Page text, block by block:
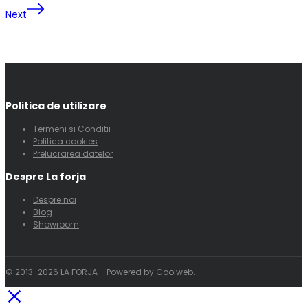
Next
Politica de utilizare
Termeni si Conditii
Politica cookies
Prelucrarea datelor
Despre La forja
Despre noi
Blog
Showroom
© 2013-2026 LA FORJA - Powered by Coolweb.